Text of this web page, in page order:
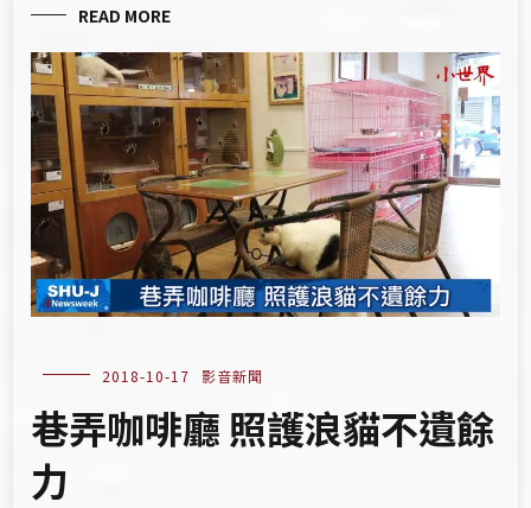
READ MORE
2018-10-17 影音新聞
巷弄咖啡廳 照護浪貓不遺餘
力